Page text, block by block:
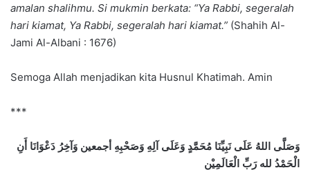
amalan shalihmu. Si mukmin berkata: “Ya Rabbi, segeralah
hari kiamat, Ya Rabbi, segeralah hari kiamat.” (Shahih Al-
Jami Al-Albani : 1676)
Semoga Allah menjadikan kita Husnul Khatimah. Amin
***
وَصَلَّى اللهُ عَلَى نَبِيِّنَا مُحَمَّدٍ وَعَلَى آلِهِ وَصَحْبِهِ أجمعين وَآخِرُ دَعْوَانَا أَنِ
الْحَمْدُ لله رَبِّ الْعَالَمِيْن